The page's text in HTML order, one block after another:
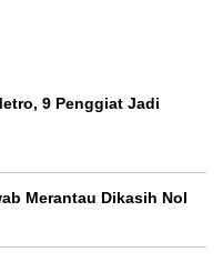
9 Penggiat Jadi
Merantau Dikasih Nol